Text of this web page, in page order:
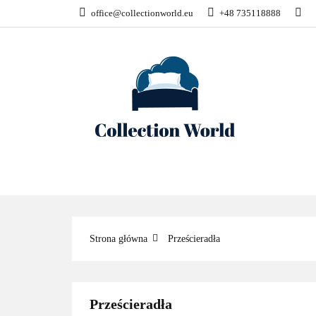
office@collectionworld.eu +48 735118888
KATEGORIE
Strona główna Prześcieradła
Prześcieradła